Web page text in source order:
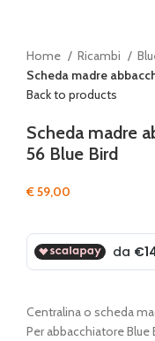
Home Ricambi
Scheda madre
Back to products
Scheda madre
56 Blue Bird
€59,00
Centralina o scheda
Per abbacchiatore Blue